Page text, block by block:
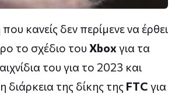
κανείς δεν περίμενε να έρθει
το σχέδιο του Xbox για τα
του για το 2023 και
διάρκεια της δίκης της FTC για